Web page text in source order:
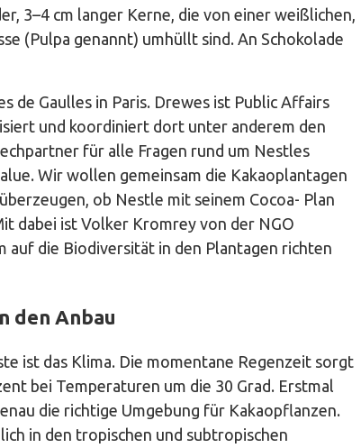
3–4 cm langer Kerne, die von einer weißlichen,
(Pulpa genannt) umhüllt sind. An Schokolade
de Gaulles in Paris. Drewes ist Public Affairs
und koordiniert dort unter anderem den
für alle Fragen rund um Nestles
Wir wollen gemeinsam die Kakaoplantagen
ob Nestle mit seinem Cocoa- Plan
dabei ist Volker Kromrey von der NGO
auf die Biodiversität in den Plantagen richten
den Anbau
ist das Klima. Die momentane Regenzeit sorgt
bei Temperaturen um die 30 Grad. Erstmal
die richtige Umgebung für Kakaopflanzen.
in den tropischen und subtropischen